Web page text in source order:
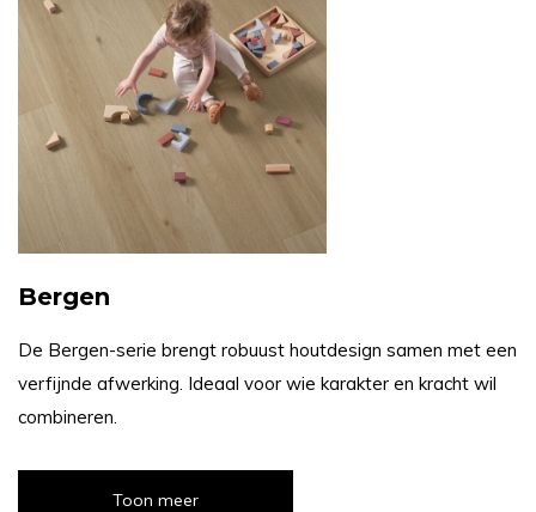
Bergen
De Bergen-serie brengt robuust houtdesign samen met een
verfijnde afwerking. Ideaal voor wie karakter en kracht wil
combineren.
Toon meer